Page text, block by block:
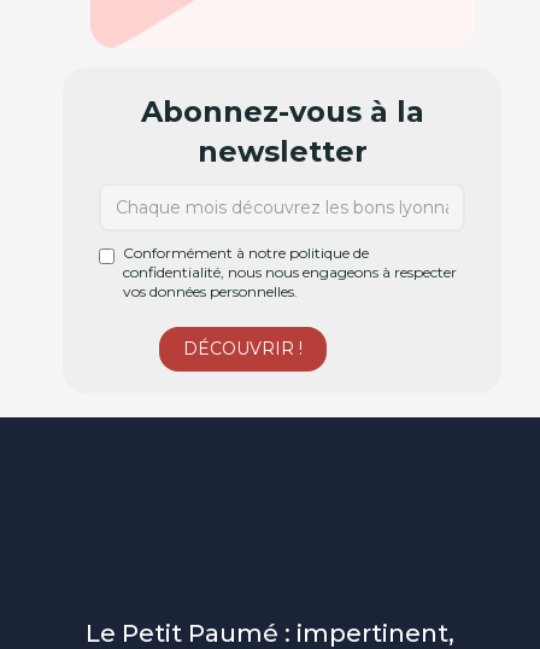
Abonnez-vous à la
newsletter
Conformément à notre politique de
confidentialité, nous nous engageons à respecter
vos données personnelles.
Le Petit Paumé : impertinent,